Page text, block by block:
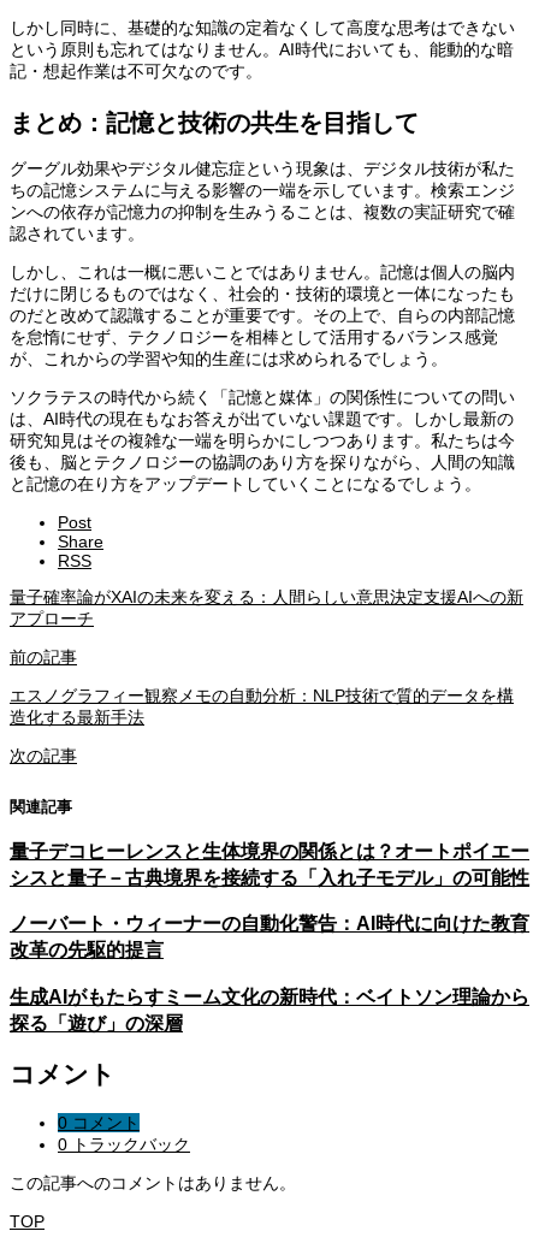
しかし同時に、基礎的な知識の定着なくして高度な思考はできない
という原則も忘れてはなりません。AI時代においても、能動的な暗
記・想起作業は不可欠なのです。
まとめ：記憶と技術の共生を目指して
グーグル効果やデジタル健忘症という現象は、デジタル技術が私た
ちの記憶システムに与える影響の一端を示しています。検索エンジ
ンへの依存が記憶力の抑制を生みうることは、複数の実証研究で確
認されています。
しかし、これは一概に悪いことではありません。記憶は個人の脳内
だけに閉じるものではなく、社会的・技術的環境と一体になったも
のだと改めて認識することが重要です。その上で、自らの内部記憶
を怠惰にせず、テクノロジーを相棒として活用するバランス感覚
が、これからの学習や知的生産には求められるでしょう。
ソクラテスの時代から続く「記憶と媒体」の関係性についての問い
は、AI時代の現在もなお答えが出ていない課題です。しかし最新の
研究知見はその複雑な一端を明らかにしつつあります。私たちは今
後も、脳とテクノロジーの協調のあり方を探りながら、人間の知識
と記憶の在り方をアップデートしていくことになるでしょう。
Post
Share
RSS
量子確率論がXAIの未来を変える：人間らしい意思決定支援AIへの新
アプローチ
前の記事
エスノグラフィー観察メモの自動分析：NLP技術で質的データを構
造化する最新手法
次の記事
関連記事
量子デコヒーレンスと生体境界の関係とは？オートポイエー
シスと量子－古典境界を接続する「入れ子モデル」の可能性
ノーバート・ウィーナーの自動化警告：AI時代に向けた教育
改革の先駆的提言
生成AIがもたらすミーム文化の新時代：ベイトソン理論から
探る「遊び」の深層
コメント
0 コメント
0 トラックバック
この記事へのコメントはありません。
TOP